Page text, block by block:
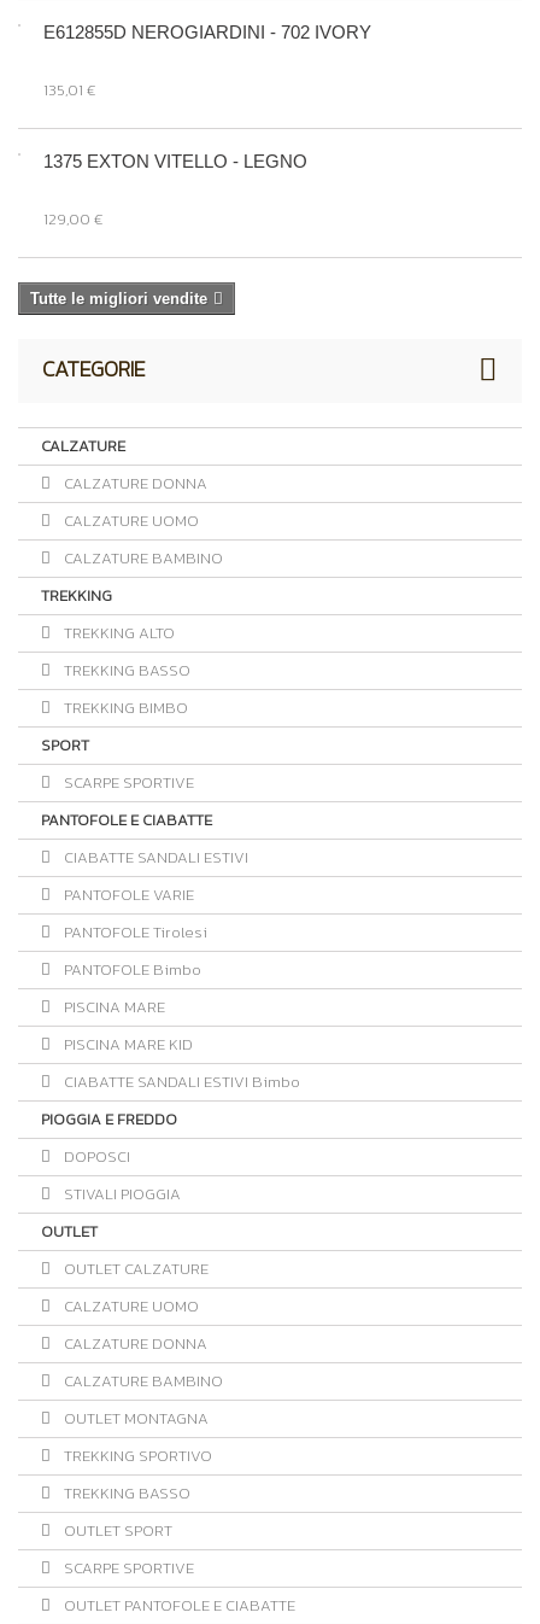
E612855D NEROGIARDINI - 702 IVORY
135,01 €
1375 EXTON VITELLO - LEGNO
129,00 €
Tutte le migliori vendite
CATEGORIE
CALZATURE
CALZATURE DONNA
CALZATURE UOMO
CALZATURE BAMBINO
TREKKING
TREKKING ALTO
TREKKING BASSO
TREKKING BIMBO
SPORT
SCARPE SPORTIVE
PANTOFOLE E CIABATTE
CIABATTE SANDALI ESTIVI
PANTOFOLE VARIE
PANTOFOLE Tirolesi
PANTOFOLE Bimbo
PISCINA MARE
PISCINA MARE KID
CIABATTE SANDALI ESTIVI Bimbo
PIOGGIA E FREDDO
DOPOSCI
STIVALI PIOGGIA
OUTLET
OUTLET CALZATURE
CALZATURE UOMO
CALZATURE DONNA
CALZATURE BAMBINO
OUTLET MONTAGNA
TREKKING SPORTIVO
TREKKING BASSO
OUTLET SPORT
SCARPE SPORTIVE
OUTLET PANTOFOLE E CIABATTE